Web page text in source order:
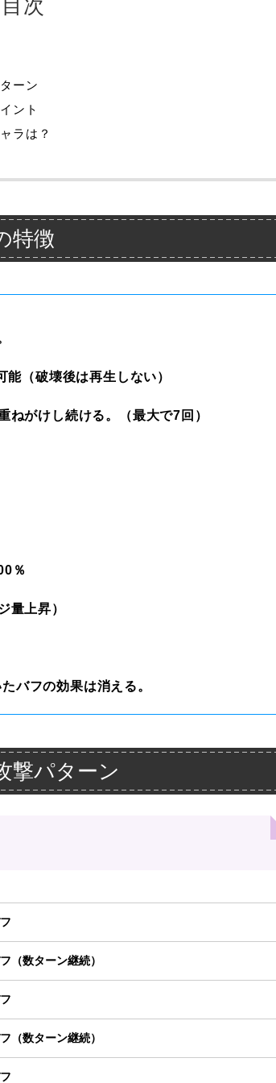
目次
ーン
ント
ラは？
特徴
（破壊後は再生しない）
がけし続ける。（最大で7回）
％
量上昇）
バフの効果は消える。
撃パターン
（数ターン継続）
（数ターン継続）